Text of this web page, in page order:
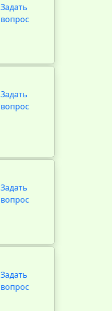
Задать
вопрос
Задать
вопрос
Задать
вопрос
Задать
вопрос